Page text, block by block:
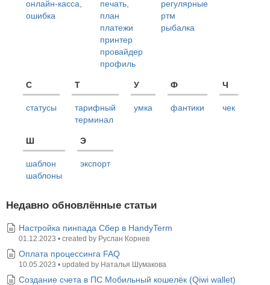
онлайн-касса,
ошибка
печать,
план
платежи
принтер
провайдер
профиль
регулярные
ртм
рыбалка
С
статусы
Т
тарифный
терминал
У
умка
Ф
фантики
Ч
чек
Ш
шаблон
шаблоны
Э
экспорт
Недавно обновлённые статьи
Настройка пинпада Сбер в HandyTerm
01.12.2023 • created by Руслан Корнев
Оплата процессинга FAQ
10.05.2023 • updated by Наталья Шумакова
Создание счета в ПС Мобильный кошелёк (Qiwi wallet)